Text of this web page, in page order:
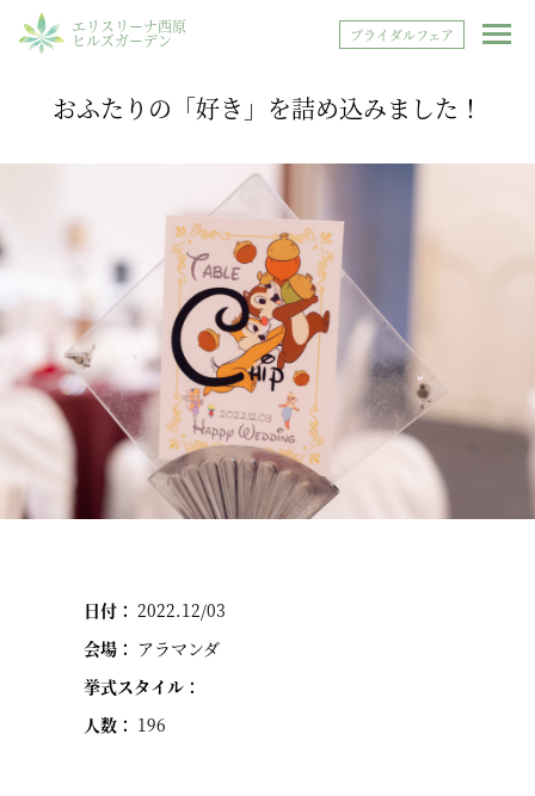
エリスリーナ西原
ヒルズガーデン ブライダルフェア
おふたりの「好き」を詰め込みました！
日付： 2022.12/03
会場： アラマンダ
挙式スタイル：
人数： 196